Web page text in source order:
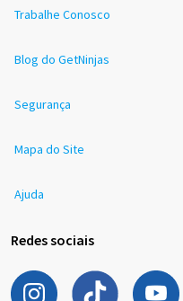
Trabalhe Conosco
Blog do GetNinjas
Segurança
Mapa do Site
Ajuda
Redes sociais